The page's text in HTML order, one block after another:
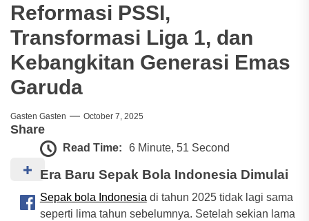
Reformasi PSSI,
Transformasi Liga 1, dan
Kebangkitan Generasi Emas
Garuda
Gasten Gasten October 7, 2025
Share
Read Time: 6 Minute, 51 Second
Era Baru Sepak Bola Indonesia Dimulai
Sepak bola Indonesia di tahun 2025 tidak lagi sama
seperti lima tahun sebelumnya. Setelah sekian lama